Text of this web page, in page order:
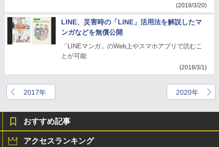
(2018/3/20)
LINE、災害時の「LINE」活用法を解説したマ
ンガなどを無償公開
「LINEマンガ」のWeb上やスマホアプリで読むこ
とが可能
(2018/3/1)
2017年 2020年
おすすめ記事
アクセスランキング